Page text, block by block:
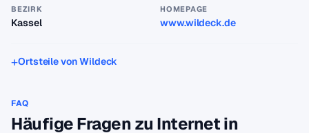
BEZIRK
Kassel
HOMEPAGE
www.wildeck.de
Ortsteile von Wildeck
FAQ
Häufige Fragen zu Internet in